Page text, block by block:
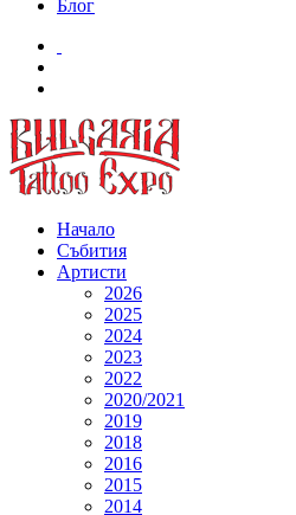
Блог
Начало
Събития
Артисти
2026
2025
2024
2023
2022
2020/2021
2019
2018
2016
2015
2014